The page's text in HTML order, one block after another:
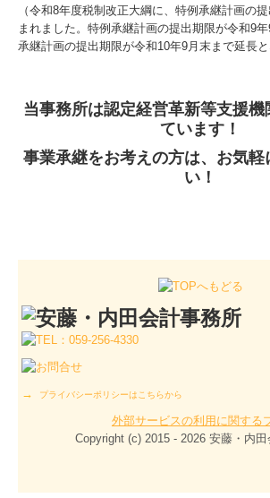
（令和8年度税制改正大綱に、特例承継計画の
まれました。特例承継計画の提出期限が令和9
承継計画の提出期限が令和10年9月末まで延長と
当事務所は認定経営革新等支援
ています！
事業承継をお考えの方は、お気軽
い！
→ プライバシーポリシーはこちらから
外部サービスの利用に関する
Copyright (c) 2015 - 2026 安藤・内